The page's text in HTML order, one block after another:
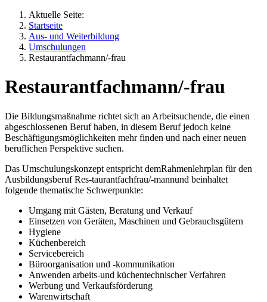
Aktuelle Seite:
Startseite
Aus- und Weiterbildung
Umschulungen
Restaurantfachmann/-frau
Restaurantfachmann/-frau
Die Bildungsmaßnahme richtet sich an Arbeitsuchende, die einen
abgeschlossenen Beruf haben, in diesem Beruf jedoch keine
Beschäftigungsmöglichkeiten mehr finden und nach einer neuen
beruflichen Perspektive suchen.
Das Umschulungskonzept entspricht demRahmenlehrplan für den
Ausbildungsberuf Res-taurantfachfrau/-mannund beinhaltet
folgende thematische Schwerpunkte:
Umgang mit Gästen, Beratung und Verkauf
Einsetzen von Geräten, Maschinen und Gebrauchsgütern
Hygiene
Küchenbereich
Servicebereich
Büroorganisation und -kommunikation
Anwenden arbeits-und küchentechnischer Verfahren
Werbung und Verkaufsförderung
Warenwirtschaft